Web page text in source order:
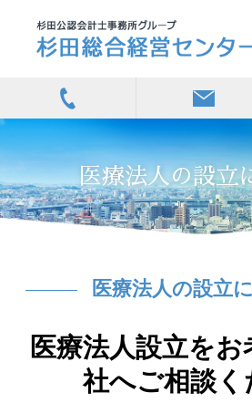
医療法人の設立
医療法人の設立
医療法人設立を
社へご相談く